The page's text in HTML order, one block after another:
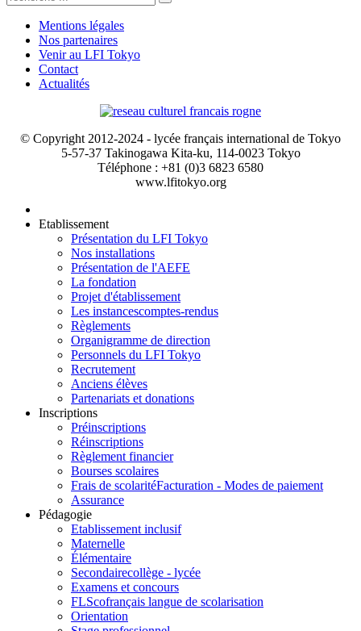
Mentions légales
Nos partenaires
Venir au LFI Tokyo
Contact
Actualités
© Copyright 2012-2024 - lycée français international de Tokyo
5-57-37 Takinogawa Kita-ku, 114-0023 Tokyo
Téléphone : +81 (0)3 6823 6580
www.lfitokyo.org
Etablissement
Présentation du LFI Tokyo
Nos installations
Présentation de l'AEFE
La fondation
Projet d'établissement
Les instancescomptes-rendus
Règlements
Organigramme de direction
Personnels du LFI Tokyo
Recrutement
Anciens élèves
Partenariats et donations
Inscriptions
Préinscriptions
Réinscriptions
Règlement financier
Bourses scolaires
Frais de scolaritéFacturation - Modes de paiement
Assurance
Pédagogie
Etablissement inclusif
Maternelle
Élémentaire
Secondairecollège - lycée
Examens et concours
FLScofrançais langue de scolarisation
Orientation